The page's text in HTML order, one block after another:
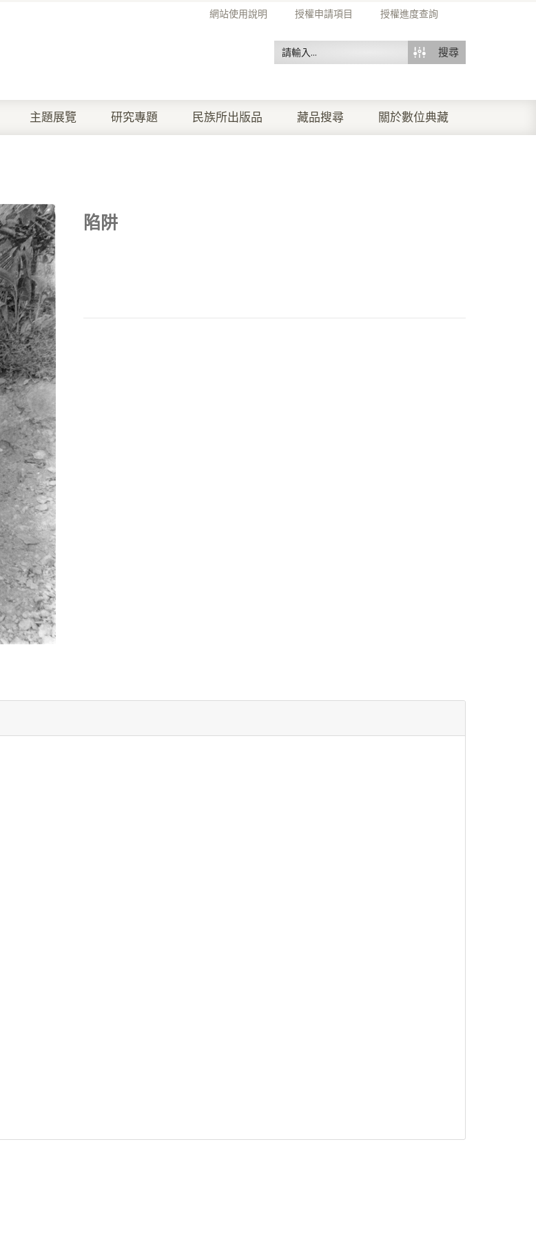
網站使用說明 授權申請項目 授權進度查詢
搜尋
主題展覽 研究專題 民族所出版品 藏品搜尋 關於數位典藏
陷阱